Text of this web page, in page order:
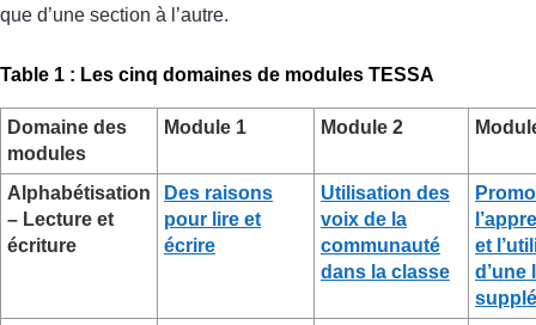
que d’une section à l’autre.
Table 1 : Les cinq domaines de modules TESSA
Domaine des
modules
Module 1 Module 2
Alphabétisation
– Lecture et
écriture
Des raisons
pour lire et
écrire
Utilisation des
voix de la
communauté
dans la classe
et
d’une